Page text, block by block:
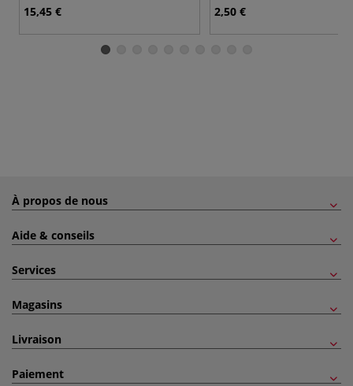
15,45 € 2,50 €
À propos de nous
Aide & conseils
Services
Magasins
Livraison
Paiement